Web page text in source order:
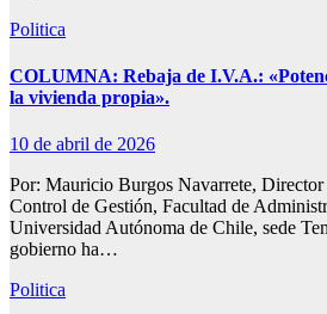
Politica
COLUMNA: Rebaja de I.V.A.:
la vivienda propia».
10 de abril de 2026
Por: Mauricio Burgos Navarrete, Director
Control de Gestión, Facultad de
Universidad Autónoma de Chile, sede
gobierno ha…
Politica